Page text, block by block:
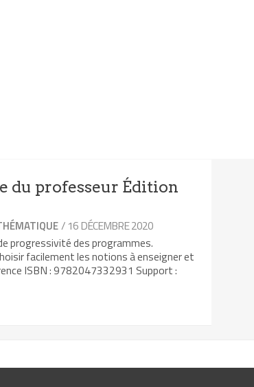
du professeur Édition
/ 16 DÉCEMBRE 2020
progressivité des programmes.
facilement les notions à enseigner et
ISBN : 9782047332931 Support :